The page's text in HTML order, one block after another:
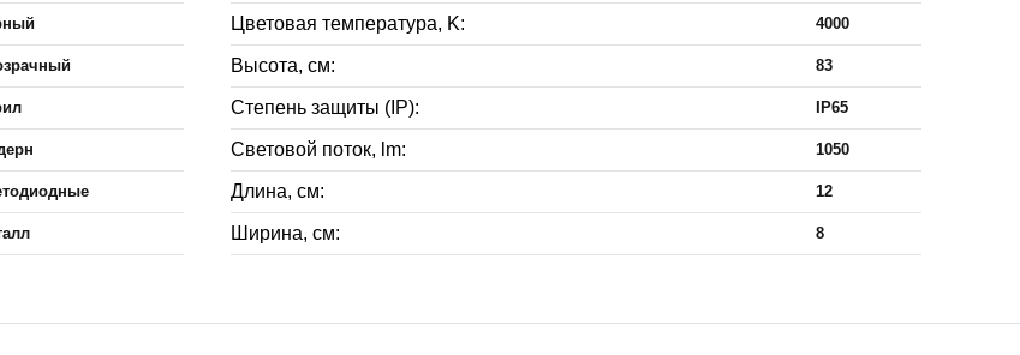
Цветовая температура, K: 4000
Высота, см: 83
Степень защиты (IP): IP65
Световой поток, lm: 1050
Длина, см: 12
Ширина, см: 8